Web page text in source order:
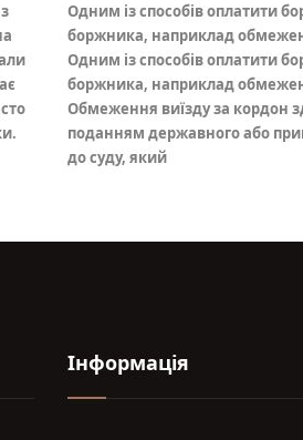
Одним із способів оплатити
боржника, наприклад
Одним із способів оплатити
боржника, наприклад
Обмеження виїзду за кордон
поданням державного або
до суду, який
Інформація